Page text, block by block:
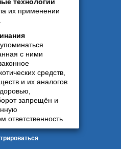
их применении
с ними
средств,
и их аналогов
запрещён и
ответственность